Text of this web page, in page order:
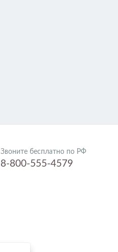
Звоните бесплатно по РФ
8-800-555-4579